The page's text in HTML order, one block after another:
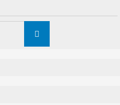
Suchen